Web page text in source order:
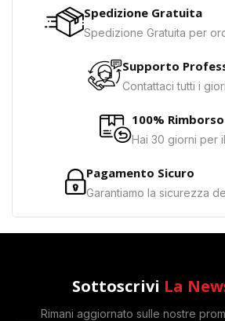
Spedizione Gratuita
Spedizione Gratuita per
Supporto
Contattaci tutti i
100% Rimborso
Hai 30 giorni per
Pagamento Sicuro
Garantiamo la sicurezza
Sottoscrivi La
Rimani aggiornato sulle nostre